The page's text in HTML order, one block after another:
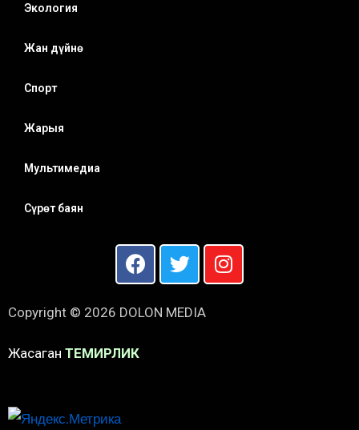
Экология
Жан дүйнө
Спорт
Жарыя
Мультимедиа
Сүрөт баян
Copyright © 2026 DOLON MEDIA
Жасаган ТЕМИРЛИК